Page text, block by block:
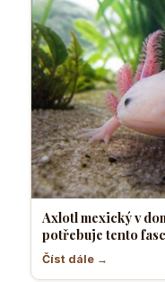
Axlotl mexický v
potřebuje tento
Číst dále →